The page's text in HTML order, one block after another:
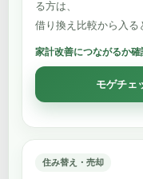
る方は、
借り換え比較から入る
家計改善につながるか
モゲチェ
住み替え・売却